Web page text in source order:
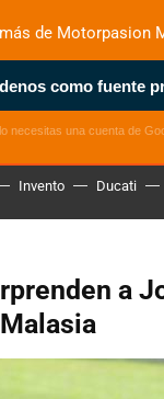
DEPORTIVAS
Invento Ducati
a
de Motorpasion
como fuente
necesitas una cuenta de